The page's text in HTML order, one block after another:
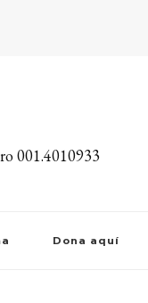
001.4010933
Dona aquí